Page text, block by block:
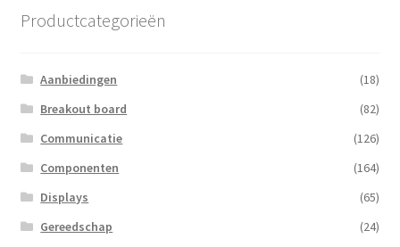
Productcategorieën
Aanbiedingen
(18)
Breakout board
(82)
Communicatie
(126)
Componenten
(164)
Displays
(65)
Gereedschap
(24)